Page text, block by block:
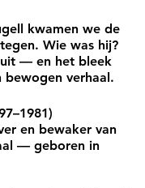
kwamen we de
Wie was hij?
— en het bleek
bewogen verhaal.
en bewaker van
— geboren in